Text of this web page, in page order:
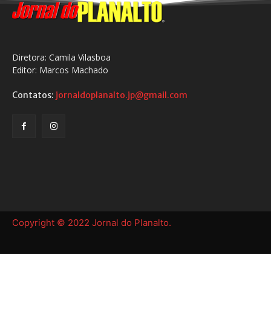
Diretora: Camila Vilasboa
Editor: Marcos Machado
Contatos: jornaldoplanalto.jp@gmail.com
Copyright © 2022 Jornal do Planalto.